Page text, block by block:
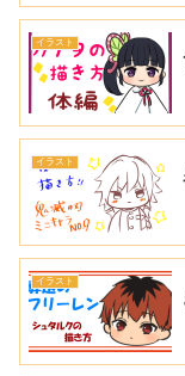
イラスト
イラスト
イラスト